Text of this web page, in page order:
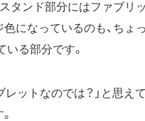
タンド部分にはファブリ
になっているのも、ち
る部分です。
レットなのでは？」と思